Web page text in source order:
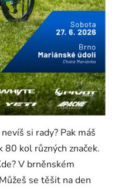
si rady? Pak máš
80 kol různých značek.
V brněnském
se těšit na den